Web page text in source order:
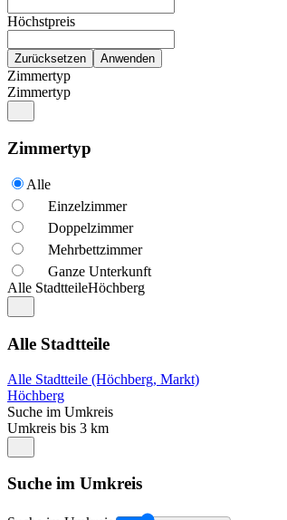
Höchstpreis
Zimmertyp
Zimmertyp
Zimmertyp
Alle
Einzelzimmer
Doppelzimmer
Mehrbettzimmer
Ganze Unterkunft
Alle StadtteileHöchberg
Alle Stadtteile
Alle Stadtteile (Höchberg, Markt)
Höchberg
Suche im Umkreis
Umkreis bis 3 km
Suche im Umkreis